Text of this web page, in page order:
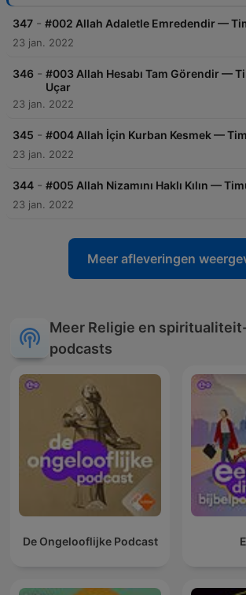
347 - #002 Allah Adaletle Emredendir —
23 jan. 2022
346 - #003 Allah Hesabı Tam Görendir —
Uçar
23 jan. 2022
345 - #004 Allah İçin Kurban Kesmek —
23 jan. 2022
344 - #005 Allah Nizamını Haklı Kılın —
23 jan. 2022
Meer afleveringen
Meer Religie en
podcasts
De Ongelooflijke Podcast